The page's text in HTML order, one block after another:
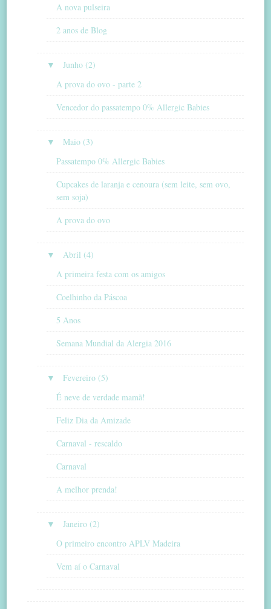
A nova pulseira
2 anos de Blog
▼
Junho (2)
A prova do ovo - parte 2
Vencedor do passatempo 0% Allergic Babies
▼
Maio (3)
Passatempo 0% Allergic Babies
Cupcakes de laranja e cenoura (sem leite, sem ovo,
sem soja)
A prova do ovo
▼
Abril (4)
A primeira festa com os amigos
Coelhinho da Páscoa
5 Anos
Semana Mundial da Alergia 2016
▼
Fevereiro (5)
É neve de verdade mamã!
Feliz Dia da Amizade
Carnaval - rescaldo
Carnaval
A melhor prenda!
▼
Janeiro (2)
O primeiro encontro APLV Madeira
Vem aí o Carnaval